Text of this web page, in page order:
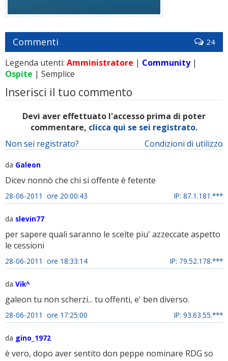
Commenti 24
Legenda utenti: Amministratore | Community|
Ospite | Semplice
Inserisci il tuo commento
Devi aver effettuato l'accesso prima di poter
commentare, clicca qui se sei registrato.
Condizioni di utilizzo
Non sei registrato?
da Galeon
Dicev nonnò che chi si offente è fetente
28-06-2011 ore 20:00:43 IP: 87.1.181.***
da slevin77
per sapere quali saranno le scelte piu' azzeccate aspetto
le cessioni
28-06-2011 ore 18:33:14 IP: 79.52.178.***
da Vik^
galeon tu non scherzi... tu offenti, e' ben diverso.
28-06-2011 ore 17:25:00 IP: 93.63.55.***
da gino_1972
è vero, dopo aver sentito don peppe nominare RDG so